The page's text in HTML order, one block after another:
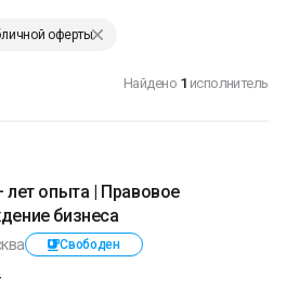
оферты
Найдено 1 исполнитель
лет опыта | Правовое
бизнеса
Свободен